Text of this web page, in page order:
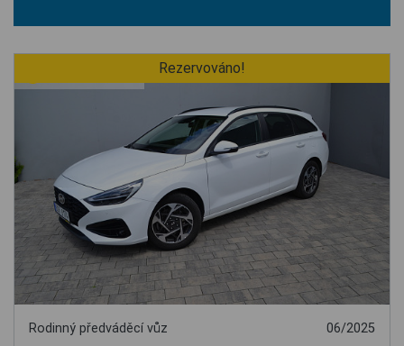
Rezervováno!
Rodinný předváděcí vůz 06/2025